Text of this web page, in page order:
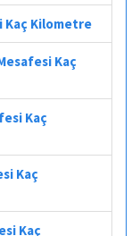
Kaç Kilometre
Kaç
Kaç
Kaç
Kaç